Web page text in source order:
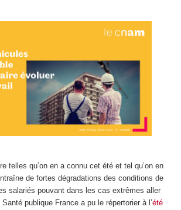
telles qu’on en a connu cet été et tel qu’on en
de fortes dégradations des conditions de
salariés pouvant dans les cas extrêmes aller
publique France a pu le répertorier à l’été